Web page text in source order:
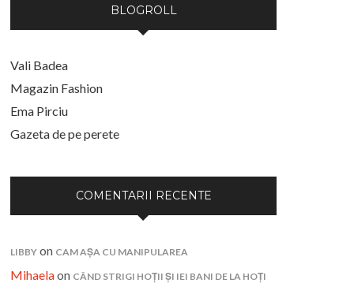
BLOGROLL
Vali Badea
Magazin Fashion
Ema Pirciu
Gazeta de pe perete
COMENTARII RECENTE
LIBBY on CAM AȘA CU MANIPULAREA
Mihaelaon CÂND STRIGI HOȚII ȘI IEI BANI DE LA HOȚI